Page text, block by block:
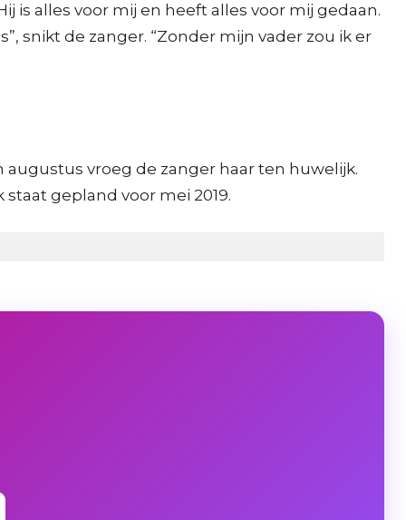
is alles voor mij en heeft alles voor mij gedaan.
snikt de zanger. “Zonder mijn vader zou ik er
augustus vroeg de zanger haar ten huwelijk.
gepland voor mei 2019.